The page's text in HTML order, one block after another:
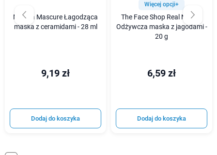
Missha Mascure Łagodząca
maska z ceramidami - 28 ml
9,19 zł
Dodaj do koszyka
Więcej opcji+
The Face Shop Real Nature
Odżywcza maska z jagodami -
20 g
6,59 zł
Dodaj do koszyka